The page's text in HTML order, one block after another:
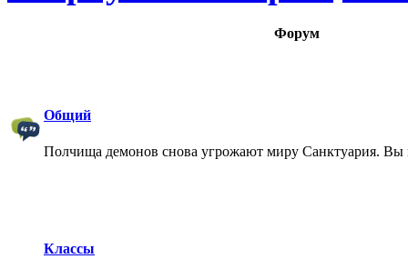
Форум
Общий
Полчища демонов снова угрожают миру Санктуария. Вы
Классы